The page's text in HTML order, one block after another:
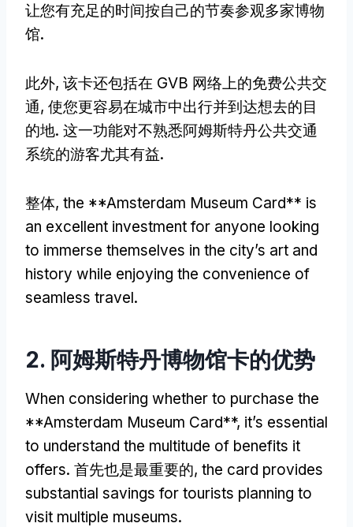
让您有充足的时间按自己的节奏参观多家博物
馆.
此外, 该卡还包括在 GVB 网络上的免费公共交
通, 使您更容易在城市中出行并到达想去的目
的地. 这一功能对不熟悉阿姆斯特丹公共交通
系统的游客尤其有益.
整体, the **Amsterdam Museum Card** is
an excellent investment for anyone looking
to immerse themselves in the city’s art and
history while enjoying the convenience of
seamless travel.
2. 阿姆斯特丹博物馆卡的优势
When considering whether to purchase the
**Amsterdam Museum Card**, it’s essential
to understand the multitude of benefits it
offers. 首先也是最重要的, the card provides
substantial savings for tourists planning to
visit multiple museums.